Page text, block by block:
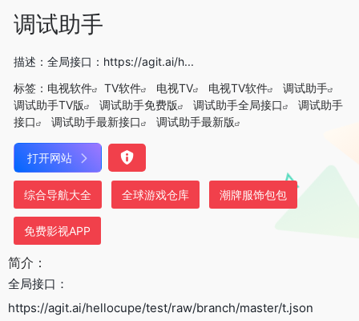
调试助手
描述：全局接口：https://agit.ai/h...
标签： 电视软件 TV软件 电视TV 电视TV软件
调试助手
调试助手TV版
调试助手免费版 调试助手全局接口
调试助手
接口
调试助手最新接口 调试助手最新版
打开网站
综合导航大全 全球游戏仓库 潮牌服饰包包
免费影视APP
简介：
全局接口：
https://agit.ai/hellocupe/test/raw/branch/master/t.json